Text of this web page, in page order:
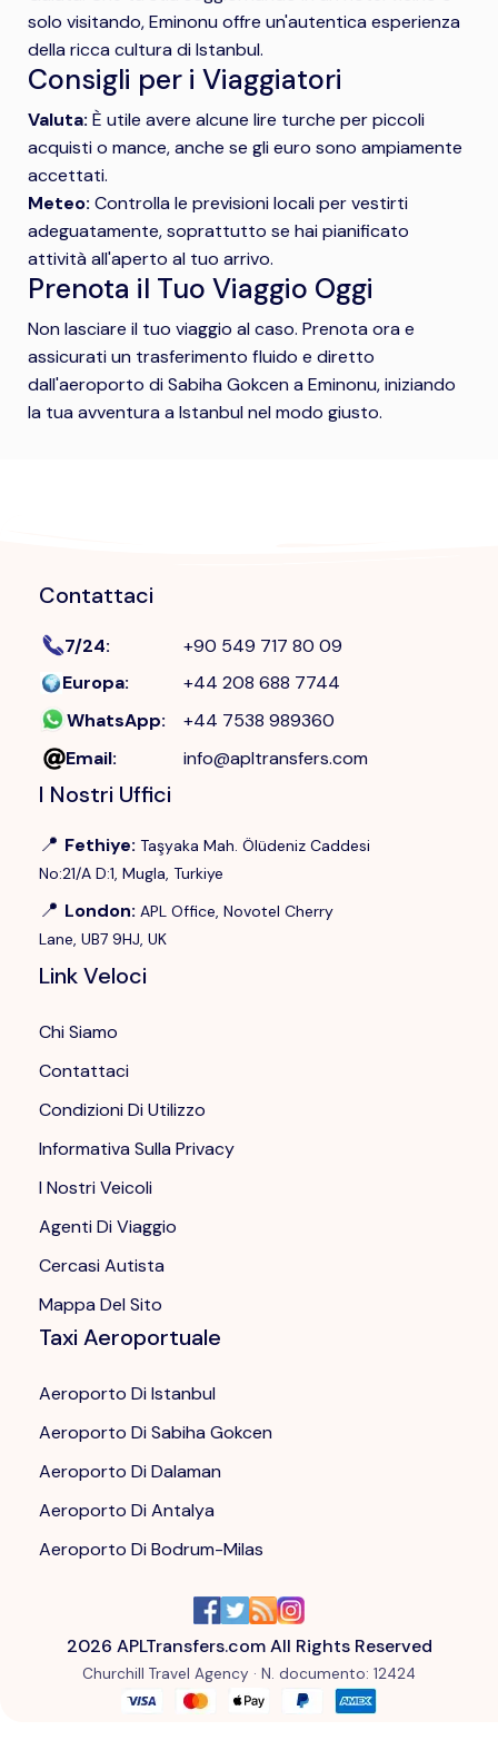
solo visitando, Eminonu offre un'autentica esperienza
della ricca cultura di Istanbul.
Consigli per i Viaggiatori
Valuta: È utile avere alcune lire turche per piccoli
acquisti o mance, anche se gli euro sono ampiamente
accettati.
Meteo: Controlla le previsioni locali per vestirti
adeguatamente, soprattutto se hai pianificato
attività all'aperto al tuo arrivo.
Prenota il Tuo Viaggio Oggi
Non lasciare il tuo viaggio al caso. Prenota ora e
assicurati un trasferimento fluido e diretto
dall'aeroporto di Sabiha Gokcen a Eminonu, iniziando
la tua avventura a Istanbul nel modo giusto.
Contattaci
7/24:
+90 549 717 80 09
Europa:
+44 208 688 7744
WhatsApp:
+44 7538 989360
Email: info@apltransfers.com
I Nostri Uffici
📍 Fethiye: Taşyaka Mah. Ölüdeniz Caddesi
No:21/A D:1, Mugla, Turkiye
📍 London: APL Office, Novotel Cherry
Lane, UB7 9HJ, UK
Link Veloci
Chi Siamo
Contattaci
Condizioni Di Utilizzo
Informativa Sulla Privacy
I Nostri Veicoli
Agenti Di Viaggio
Cercasi Autista
Mappa Del Sito
Taxi Aeroportuale
Aeroporto Di Istanbul
Aeroporto Di Sabiha Gokcen
Aeroporto Di Dalaman
Aeroporto Di Antalya
Aeroporto Di Bodrum-Milas
2026 APLTransfers.com All Rights Reserved
Churchill Travel Agency · N. documento: 12424